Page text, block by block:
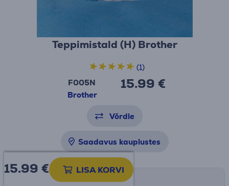
Teppimistald (H) Brother
F005N
Brother
15.99 €
(1)
Võrdle
Saadavus kauplustes
15.99 € LISA KORVI
Tarne võimalused